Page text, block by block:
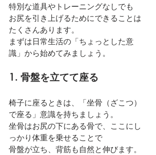
特別な道具やトレーニングなしでも
お尻を引き上げるためにできることは
たくさんあります。
まずは日常生活の「ちょっとした意
識」から始めてみましょう。
1. 骨盤を立てて座る
椅子に座るときは、「坐骨（ざこつ）
で座る」意識を持ちましょう。
坐骨はお尻の下にある骨で、ここにし
っかり体重を乗せることで
骨盤が立ち、背筋も自然と伸びます。